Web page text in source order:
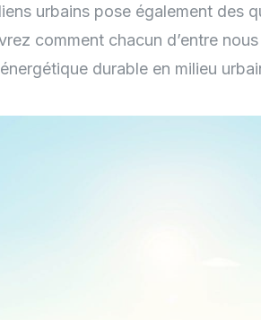
urbains pose également des
comment chacun d’entre
durable en milieu